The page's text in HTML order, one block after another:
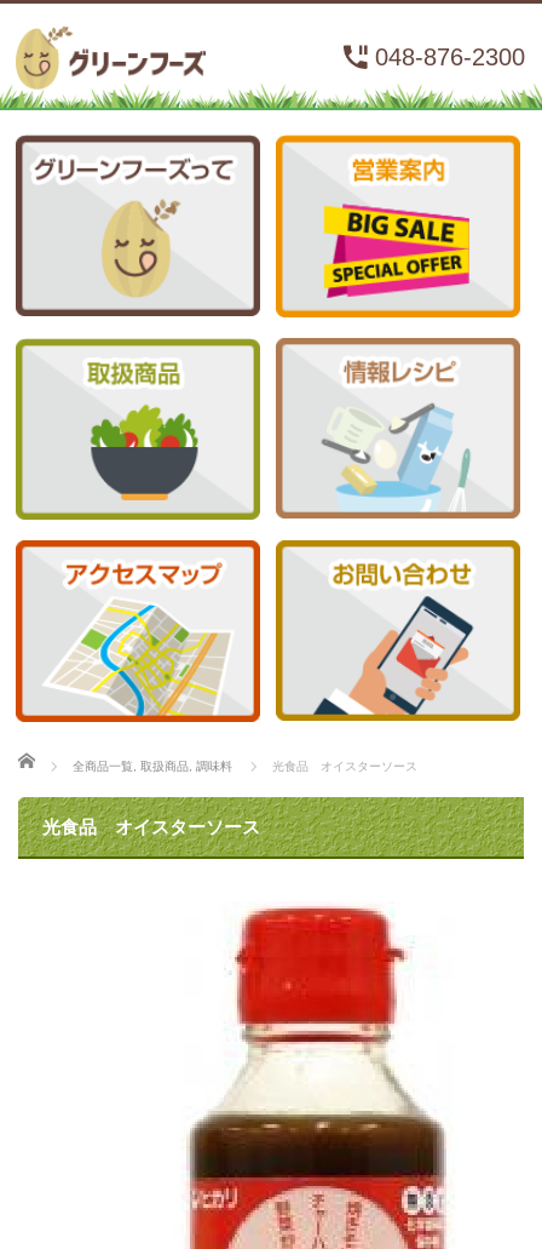
048-876-2300
ホーム
全商品一覧 取扱商品 調味料 光食品 オイスターソース
光食品 オイスターソース